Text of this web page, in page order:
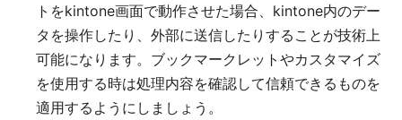
トをkintone画面で動作させた場合、kintone内のデー
タを操作したり、外部に送信したりすることが技術上
可能になります。ブックマークレットやカスタマイズ
を使用する時は処理内容を確認して信頼できるものを
適用するようにしましょう。